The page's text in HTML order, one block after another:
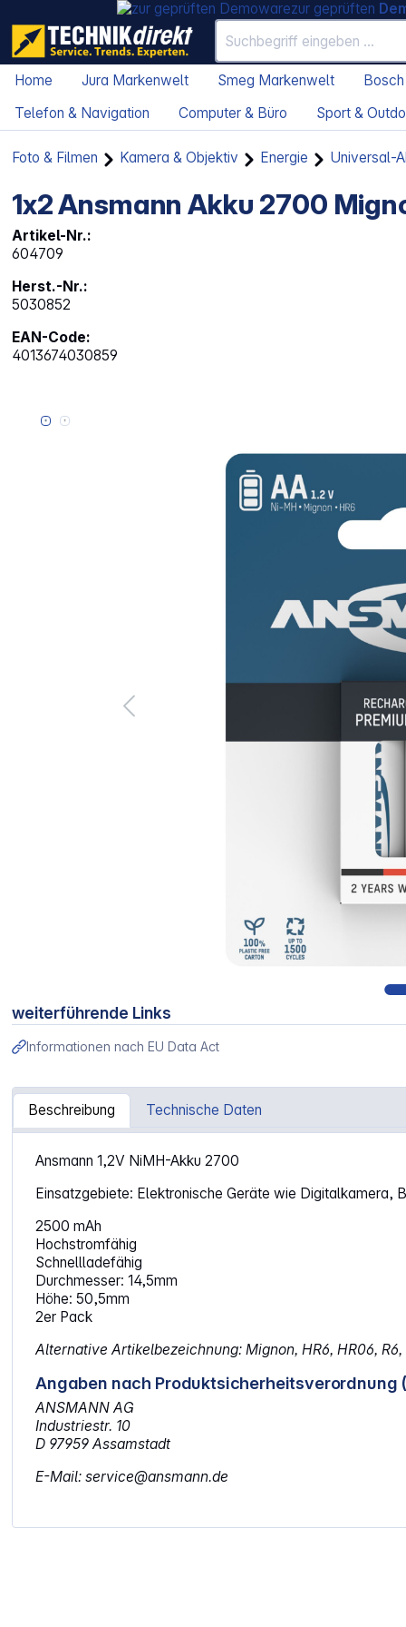
zur geprüften
Home Jura Markenwelt Smeg Markenwelt
Telefon & Navigation
Computer & Büro Sport &
Foto & Filmen Kamera & Objektiv Energie Universal-
1x2 Ansmann Akku 2700
Artikel-Nr.:
604709
Herst.-Nr.:
5030852
EAN-Code:
4013674030859
Bildergalerie überspringen
weiterführende Links
Informationen nach EU Data Act
Beschreibung Technische Daten
Artikelinformationen "1x2 Ansmann Akku 2700 Mignon AA
Ansmann 1,2V NiMH-Akku 2700
Einsatzgebiete: Elektronische Geräte wie Digitalkamera,
2500 mAh
Hochstromfähig
Schnellladefähig
Durchmesser: 14,5mm
Höhe: 50,5mm
2er Pack
Alternative Artikelbezeichnung: Mignon, HR6, HR06, R6,
Angaben nach Produktsicherheitsverordnung
ANSMANN AG
Industriestr. 10
D 97959 Assamstadt
E-Mail: service@ansmann.de